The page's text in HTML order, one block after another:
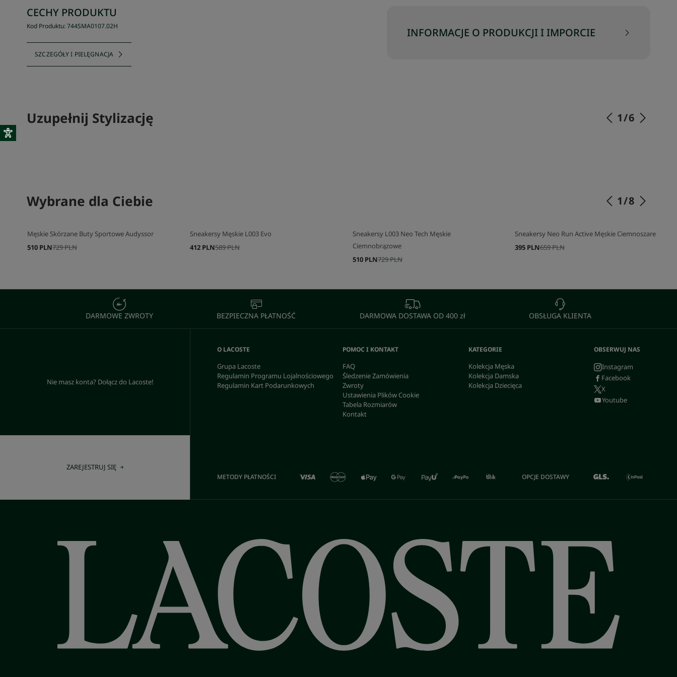
CECHY PRODUKTU
Kod Produktu:744SMA0107.02H
SZCZEGÓŁY I PIELĘGNACJA
INFORMACJE O PRODUKCJI I IMPORCIE
Uzupełnij Stylizację 1/6
SKOMPLETUJ SWÓJ ZESTAW
Wybrane dla Ciebie 1/8
Męskie Skórzane Buty Sportowe Audyssor
729 PLN
510 PLN
Sneakersy Męskie L003 Evo
589 PLN
412 PLN
Sneakersy L003 Neo Tech Męskie
Ciemnobrązowe
729 PLN
510 PLN
Sneakersy Neo Run Active Męskie Ciemnoszare
659 PLN
395 PLN
DARMOWE ZWROTY BEZPIECZNA PŁATNOŚĆ DARMOWA DOSTAWA OD 400 zł OBSŁUGA KLIENTA
Nie masz konta? Dołącz do Lacoste!
ZAREJESTRUJ SIĘ
O LACOSTE
Grupa Lacoste
Regulamin Programu Lojalnościowego
Regulamin Kart Podarunkowych
POMOC I KONTAKT
FAQ
Śledzenie Zamówienia
Zwroty
Ustawienia Plików Cookie
Tabela Rozmiarów
Kontakt
KATEGORIE
Kolekcja Męska
Kolekcja Damska
Kolekcja Dziecięca
OBSERWUJ NAS
Instagram
Facebook
X
Youtube
METODY PŁATNOŚCI OPCJE DOSTAWY